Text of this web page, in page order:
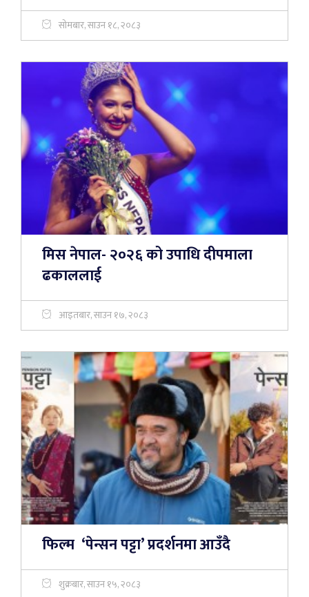
सोमबार, साउन १८, २०८३
मिस नेपाल- २०२६ को उपाधि दीपमाला
ढकाललाई
आइतबार, साउन १७, २०८३
फिल्म ‘पेन्सन पट्टा’ प्रदर्शनमा आउँदै
शुक्रबार, साउन १५, २०८३